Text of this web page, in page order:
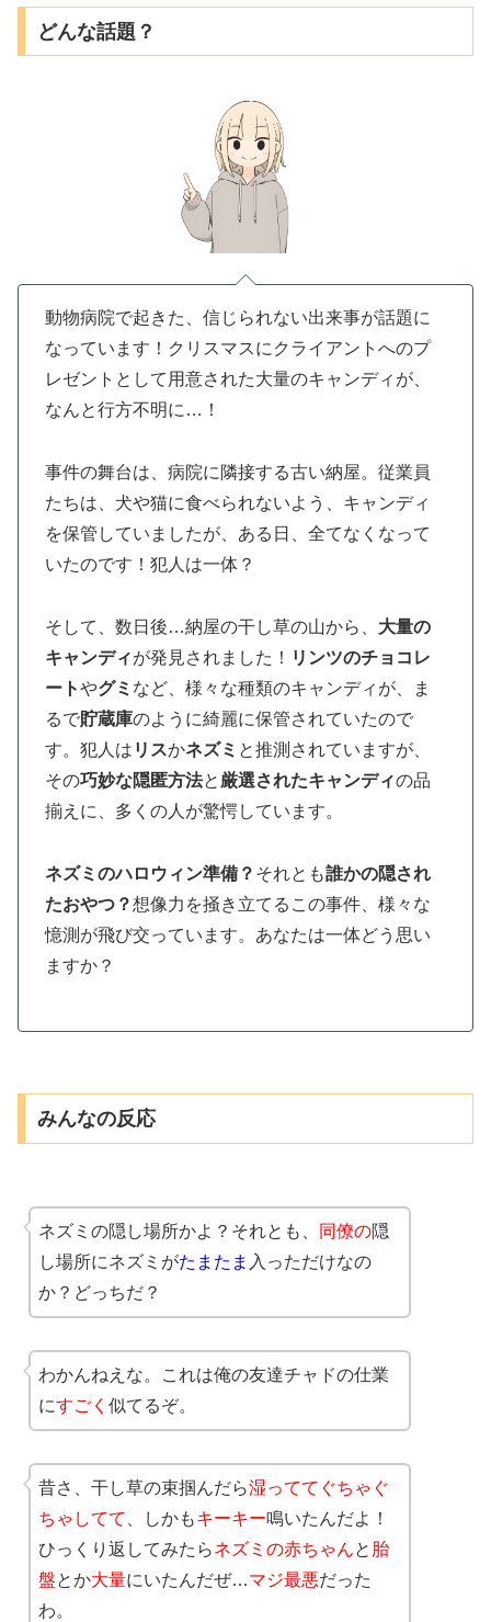
どんな話題？
動物病院で起きた、信じられない出来事が話題に
なっています！クリスマスにクライアントへのプ
レゼントとして用意された大量のキャンディが、
なんと行方不明に…！
事件の舞台は、病院に隣接する古い納屋。従業員
たちは、犬や猫に食べられないよう、キャンディ
を保管していましたが、ある日、全てなくなって
いたのです！犯人は一体？
そして、数日後…納屋の干し草の山から、 大量の
キャンディが発見されました！ リンツのチョコレ
ートやグミ など、様々な種類のキャンディが、ま
るで貯蔵庫のように綺麗に保管されていたので
す。犯人は リスかネズミ と推測されていますが、
その巧妙な隠匿方法と 厳選されたキャンディの品
揃えに、多くの人が驚愕しています。
ネズミのハロウィン準備？ それとも誰かの隠され
たおやつ？想像力を掻き立てるこの事件、様々な
憶測が飛び交っています。あなたは一体どう思い
ますか？
みんなの反応
ネズミの隠し場所かよ？それとも、 同僚の隠
し場所にネズミがたまたま 入っただけなの
か？どっちだ？
わかんねえな。これは俺の友達チャドの仕業
にすごく 似てるぞ。
昔さ、干し草の束掴んだら湿っててぐちゃぐ
ちゃしてて
、しかもキーキー鳴いたんだよ！
ひっくり返してみたらネズミの赤ちゃんと 胎
盤とか大量にいたんだぜ…マジ最悪だった
わ。